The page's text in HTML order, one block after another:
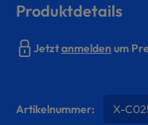
Produktdetails
Jetztanmeldenum
Artikelnummer: X-